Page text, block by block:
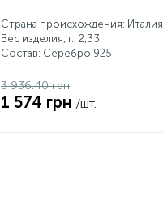
Страна происхождения: Италия
Вес изделия, г.: 2,33
Состав: Серебро 925
3 936.40 грн
1 574 грн /шт.